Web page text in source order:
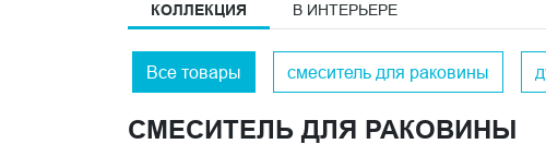
премиальное хромированное покрытие;
Функциональность каждого элемента серии
КОЛЛЕКЦИЯ В ИНТЕРЬЕРЕ
Все товары смеситель для раковины
СМЕСИТЕЛЬ ДЛЯ РАКОВИНЫ